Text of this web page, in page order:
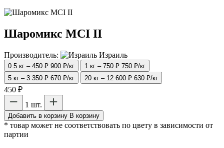
Шаромикс MCI II
Производитель: Израиль
0.5 кг – 450 ₽ 900 ₽/кг 1 кг – 750 ₽ 750 ₽/кг
5 кг – 3 350 ₽ 670 ₽/кг 20 кг – 12 600 ₽ 630 ₽/кг
450 ₽
1 шт.
Добавить в корзину В корзину
* товар может не соответствовать по цвету в зависимости от
партии